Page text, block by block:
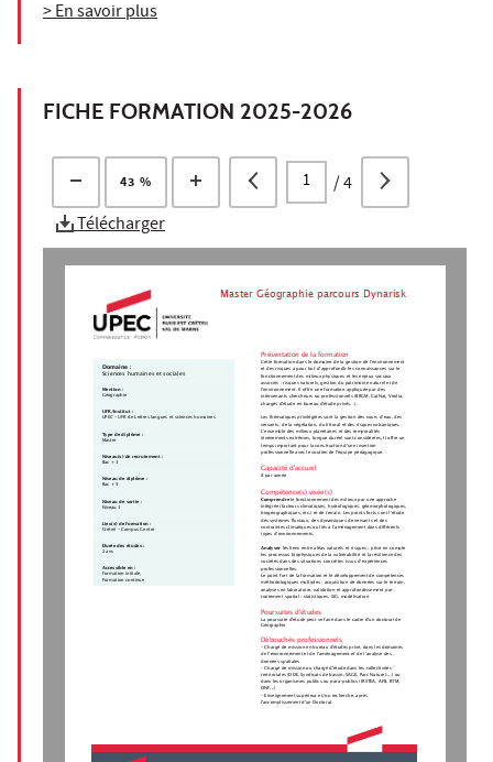
> En savoir plus
FICHE FORMATION 2025-2026
43 % /4
Télécharger
Master Géographie parcours Dynarisk
Présentation de la formation
Cette formation dans le domaine de la gestion de l‘environnement
et des risques a pour but d’approfondir les connaissances sur le
fonctionnement des milieux physiques et les enjeux sociaux
associés : risques naturels, gestion du patrimoine naturel et de
l'environnement. Il offre une formation appliquée par des
intervenants chercheurs ou professionnels (BRGM, CatNat, Veolia,
chargés d'étude en bureau d'étude privés...).
Les thématiques privilégiées sont la gestion des cours d’eau, des
versants, de la végétation, du littoral et des risques volcaniques.
L’ensemble des milieux planétaires et des temporalités
(événements extrêmes, longue durée) sont considérées. Il offre un
temps important pour la construction d'une insertion
professionnelle avec le soutien de l'équipe pédagogique.
Capacité d'accueil
8 par année
Compétence(s) visée(s)
Comprendre le fonctionnement des milieux par une approche
intégrée (facteurs climatiques, hydrologiques, géomorphologiques,
biogéographiques, etc.) et de terrain. Les points forts sont l’étude
des systèmes fluviaux, des dynamiques de versants et des
contraintes climatiques ou liés à l’aménagement dans différents
types d’environnements.
Analyser les liens entre aléas naturels et risques : prise en compte
les processus biophysiques de la vulnérabilité et la résilience des
sociétés dans des situations concrètes issus d’expériences
professionnelles.
Le point fort de la formation et le développement de compétences
méthodologiques multiples : acquisition de données sur le terrain,
analyses en laboratoire, validation et approfondissement par
traitement spatial : statistiques, SIG, modélisation
Poursuites d'études
La poursuite d'étude peut se faire dans le cadre d'un doctorat de
Géographie
Débouchés professionnels
- Chargé de mission en bureau d'études privé, dans les domaines
de l’environnement et de l’aménagement et de l’analyse des
données spatiales
- Chargé de mission ou chargé d'étude dans les collectivités
territoriales (DDE, Syndicats de bassin, SAGE, Parc Naturel....) ou
dans les organismes publics ou para-publics (IRSTEA, AFB, RTM,
ONF...)
- Enseignement supérieur et/ou recherche, après
l'accomplissement d'un Doctorat
Domaine :
Sciences humaines et sociales
Mention :
Géographie
UFR/Institut :
UPEC - UFR de Lettres langues et sciences humaines
Type de diplôme :
Master
Niveau(x) de recrutement :
Bac + 3
Niveau de diplôme :
Bac + 5
Niveau de sortie :
Niveau 1
Lieu(x) de formation :
Créteil - Campus Centre
Durée des études :
2 ans
Accessible en :
Formation initiale,
Formation continue